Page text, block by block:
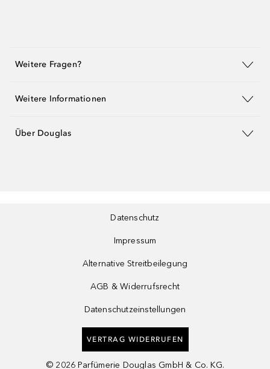
Weitere Fragen?
Weitere Informationen
Über Douglas
Datenschutz
Impressum
Alternative Streitbeilegung
AGB & Widerrufsrecht
Datenschutzeinstellungen
VERTRAG WIDERRUFEN
© 2026 Parfümerie Douglas GmbH & Co. KG.